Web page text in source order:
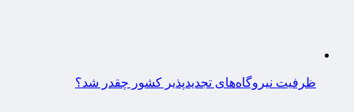
ظرفیت نیروگاه‌های تجدیدپذیر کشور چقدر شد؟